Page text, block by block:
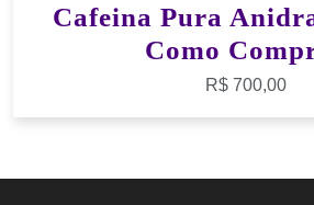
Cafeina Pura
Como
R$ 700,00